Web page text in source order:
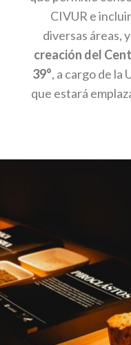
CIVUR e
diversas áreas, y
creación del
39°, a cargo de la
que estará